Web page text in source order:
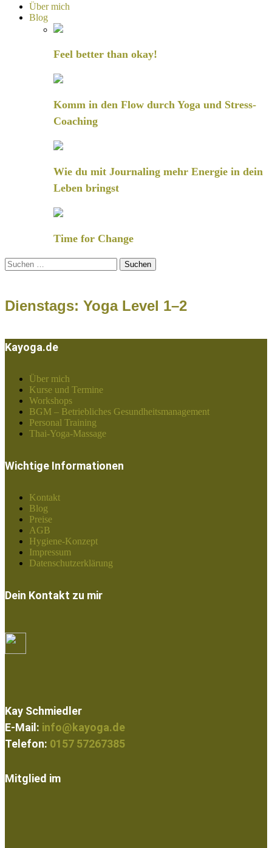
Über mich
Blog
Feel better than okay!
Komm in den Flow durch Yoga und Stress-
Coaching
Wie du mit Journaling mehr Energie in dein
Leben bringst
Time for Change
Suchen
nach:
Dienstags: Yoga Level 1–2
Kayoga.de
Über mich
Kurse und Termine
Workshops
BGM – Betriebliches Gesundheitsmanagement
Personal Training
Thai-Yoga-Massage
Wichtige Informationen
Kontakt
Blog
Preise
AGB
Hygiene-Konzept
Impressum
Datenschutzerklärung
Dein Kontakt zu mir
Kay Schmiedler
E-Mail: info@kayoga.de
Telefon: 0157 57267385
Mitglied im